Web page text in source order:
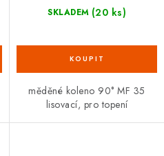
SKLADEM (20 ks)
měděné koleno 90° MF 35
lisovací, pro topení